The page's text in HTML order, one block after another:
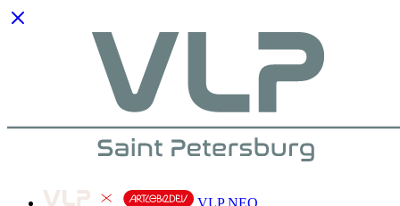
VLP NEO